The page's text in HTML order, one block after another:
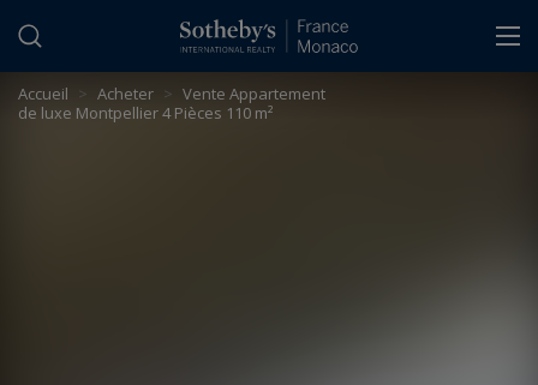
Accueil > Acheter > Vente Appartement
de luxe Montpellier 4 Pièces 110 m²